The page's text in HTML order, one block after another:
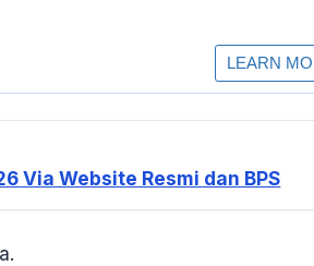
Via Website Resmi dan BPS